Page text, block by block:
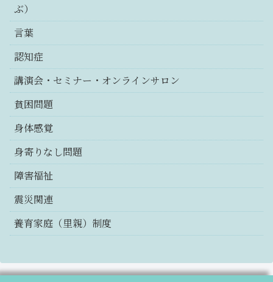
ぶ）
言葉
認知症
講演会・セミナー・オンラインサロン
貧困問題
身体感覚
身寄りなし問題
障害福祉
震災関連
養育家庭（里親）制度